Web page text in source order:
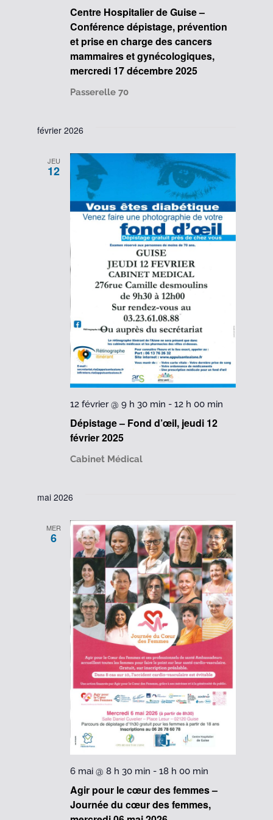
Centre Hospitalier de Guise –
Conférence dépistage, prévention
et prise en charge des cancers
mammaires et gynécologiques,
mercredi 17 décembre 2025
Passerelle 70
février 2026
JEU
12
Dépistage – Fond d’œil, jeudi 12
février 2025
12 février @ 9 h 30 min -12 h 00 min
Cabinet Médical
mai 2026
MER
6
Agir pour le cœur des femmes –
Journée du cœur des femmes,
6 mai @ 8 h 30 min -18 h 00 min